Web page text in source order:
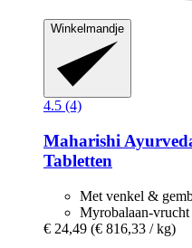
Winkelmandje
4.5 (4)
Maharishi
Tabletten
Met venkel &
Myrobalaan-vrucht
€ 24,49 (€ 816,33 / kg)